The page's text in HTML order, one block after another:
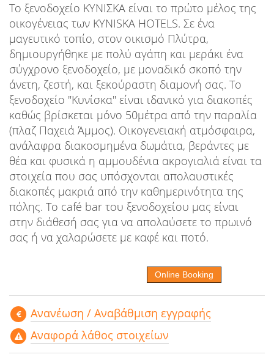
Το ξενοδοχείο ΚΥΝΙΣΚΑ είναι το πρώτο μέλος της
οικογένειας των KYNISKA HOTELS. Σε ένα
μαγευτικό τοπίο, στον οικισμό Πλύτρα,
δημιουργήθηκε με πολύ αγάπη και μεράκι ένα
σύγχρονο ξενοδοχείο, με μοναδικό σκοπό την
άνετη, ζεστή, και ξεκούραστη διαμονή σας. Το
ξενοδοχείο "Κυνίσκα" είναι ιδανικό για διακοπές
καθώς βρίσκεται μόνο 50μέτρα από την παραλία
(πλαζ Παχειά Άμμος). Οικογενειακή ατμόσφαιρα,
ανάλαφρα διακοσμημένα δωμάτια, βεράντες με
θέα και φυσικά η αμμουδένια ακρογιαλιά είναι τα
στοιχεία που σας υπόσχονται απολαυστικές
διακοπές μακριά από την καθημερινότητα της
πόλης. Το café bar του ξενοδοχείου μας είναι
στην διάθεσή σας για να απολαύσετε το πρωινό
σας ή να χαλαρώσετε με καφέ και ποτό.
Online Booking
Aνανέωση / Αναβάθμιση εγγραφής
Αναφορά λάθος στοιχείων